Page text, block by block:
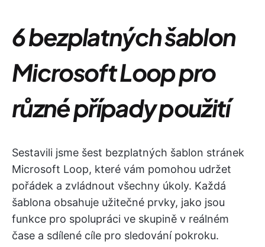
6 bezplatných šablon
Microsoft Loop pro
různé případy použití
Sestavili jsme šest bezplatných šablon stránek
Microsoft Loop, které vám pomohou udržet
pořádek a zvládnout všechny úkoly. Každá
šablona obsahuje užitečné prvky, jako jsou
funkce pro spolupráci ve skupině v reálném
čase a sdílené cíle pro sledování pokroku.